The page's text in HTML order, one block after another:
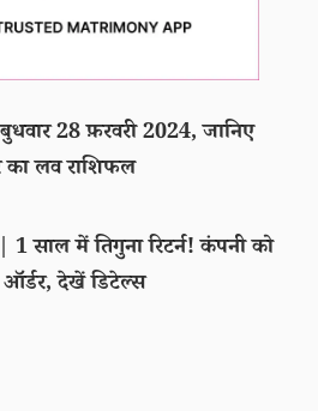
28 फ़रवरी 2024, जानिए
का लव राशिफल
साल में तिगुना रिटर्न! कंपनी को
देखें डिटेल्स